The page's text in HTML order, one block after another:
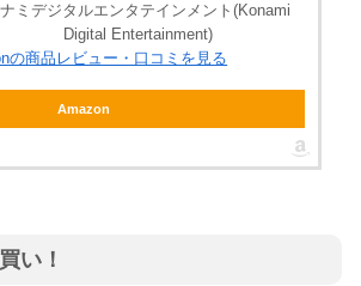
ミデジタルエンタテインメント(Konami
Digital Entertainment)
の商品レビュー・口コミを見る
Amazon
い！